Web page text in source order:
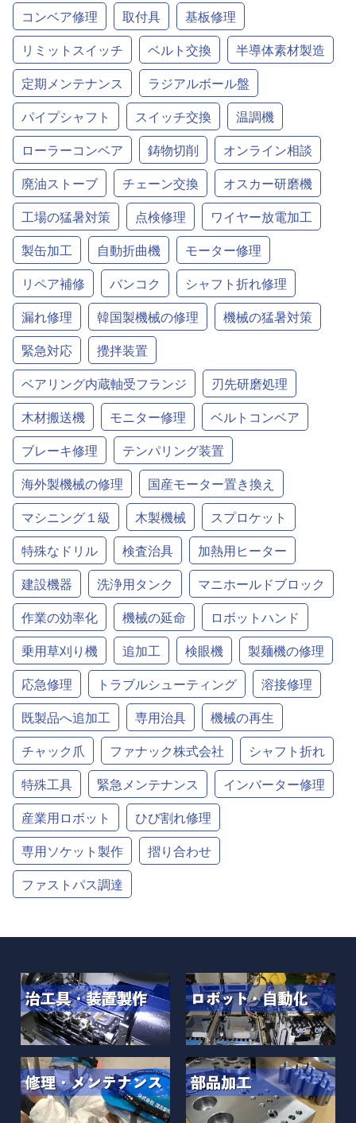
コンベア修理
取付具
基板修理
リミットスイッチ
ベルト交換
半導体素材製造
定期メンテナンス
ラジアルボール盤
パイプシャフト
スイッチ交換
温調機
ローラーコンベア
鋳物切削
オンライン相談
廃油ストーブ
チェーン交換
オスカー研磨機
工場の猛暑対策
点検修理
ワイヤー放電加工
製缶加工
自動折曲機
モーター修理
リペア補修
バンコク
シャフト折れ修理
漏れ修理
韓国製機械の修理
機械の猛暑対策
緊急対応
攪拌装置
ベアリング内蔵軸受フランジ
刃先研磨処理
木材搬送機
モニター修理
ベルトコンベア
ブレーキ修理
テンパリング装置
海外製機械の修理
国産モーター置き換え
マシニング１級
木製機械
スプロケット
特殊なドリル
検査治具
加熱用ヒーター
建設機器
洗浄用タンク
マニホールドブロック
作業の効率化
機械の延命
ロボットハンド
乗用草刈り機
追加工 検眼機
製麺機の修理
応急修理
トラブルシューティング
溶接修理
既製品へ追加工
専用治具
機械の再生
チャック爪
ファナック株式会社
シャフト折れ
特殊工具
緊急メンテナンス
インバーター修理
産業用ロボット
ひび割れ修理
専用ソケット製作
摺り合わせ
ファストパス調達